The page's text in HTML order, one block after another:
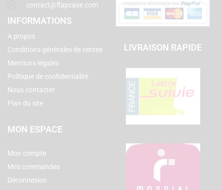
contact@flapcase.com
INFORMATIONS
A propos
Conditions générales de ventes
Mentions légales
Politique de confidentialité
Nous contacter
Plan du site
MON ESPACE
Mon compte
Mes commandes
Déconnexion
LIVRAISON RAPIDE